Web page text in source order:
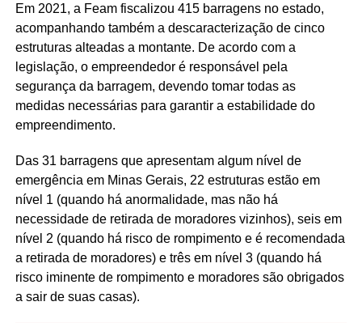
Em 2021, a Feam fiscalizou 415 barragens no estado,
acompanhando também a descaracterização de cinco
estruturas alteadas a montante. De acordo com a
legislação, o empreendedor é responsável pela
segurança da barragem, devendo tomar todas as
medidas necessárias para garantir a estabilidade do
empreendimento.
Das 31 barragens que apresentam algum nível de
emergência em Minas Gerais, 22 estruturas estão em
nível 1 (quando há anormalidade, mas não há
necessidade de retirada de moradores vizinhos), seis em
nível 2 (quando há risco de rompimento e é recomendada
a retirada de moradores) e três em nível 3 (quando há
risco iminente de rompimento e moradores são obrigados
a sair de suas casas).